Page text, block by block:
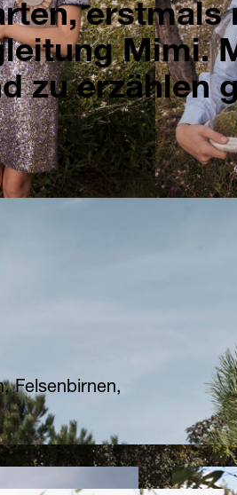
erstmals
Mimi.
zu erzählen
Felsenbirnen,